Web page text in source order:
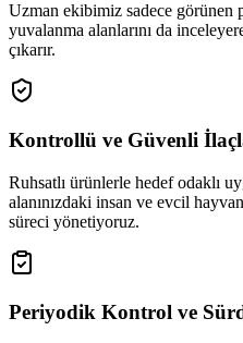
Uzman ekibimiz sadece görünen
yuvalanma alanlarını da
çıkarır.
Kontrollü ve Güvenli
Ruhsatlı ürünlerle hedef odaklı
alanınızdaki insan ve evcil
süreci yönetiyoruz.
Periyodik Kontrol ve